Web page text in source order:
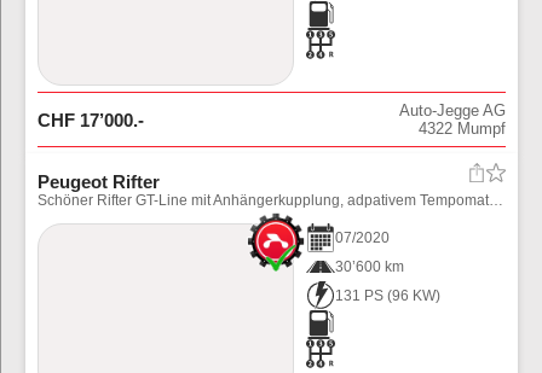
CHF 17’000.-
Auto-Jegge AG
4322 Mumpf
Peugeot Rifter
Schöner Rifter GT-Line mit Anhängerkupplung, adpativem Tempomat und div. Assistenten. Preis inkl. Ablieferungspauschale (Fahrzeug noch in Aufbereitung)
07/2020
30’600 km
131 PS (96 KW)